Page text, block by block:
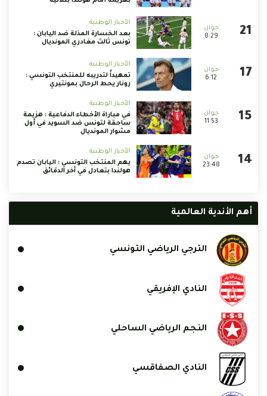
8:29
الأخبار الوطنية
بعد الخسارة المذلة ضد اليابان :
تونس ثالث مغادري المونديال
6:12
الأخبار الوطنية
تمهيداً لتدريبه للمنتخب التونسي :
رونار يحط الرحال بمونتيري
11:53
الأخبار الوطنية
في مباراة الأخطاء الدفاعية : هزيمة
ساحقة لتونس ضد السويد في أول
مشوار المونديال
23:48
الأخبار الوطنية
يهم المنتخب التونسي : اليابان تصدم
هولندا بتعادل في آخر الدقائق
أهم الأندية العالمية
الترجي الرياضي التونسي
النادي الإفريقي
النجم الرياضي الساحلي
النادي الصفاقسي